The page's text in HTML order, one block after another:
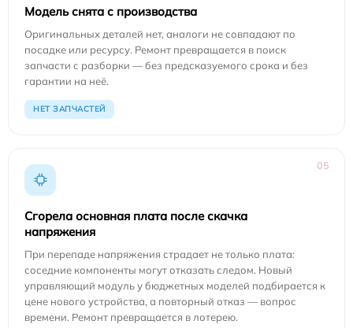
Модель снята с производства
Оригинальных деталей нет, аналоги не совпадают по
посадке или ресурсу. Ремонт превращается в поиск
запчасти с разборки — без предсказуемого срока и без
гарантии на неё.
НЕТ ЗАПЧАСТЕЙ
05
Сгорела основная плата после скачка
напряжения
При перепаде напряжения страдает не только плата:
соседние компоненты могут отказать следом. Новый
управляющий модуль у бюджетных моделей подбирается к
цене нового устройства, а повторный отказ — вопрос
времени. Ремонт превращается в лотерею.